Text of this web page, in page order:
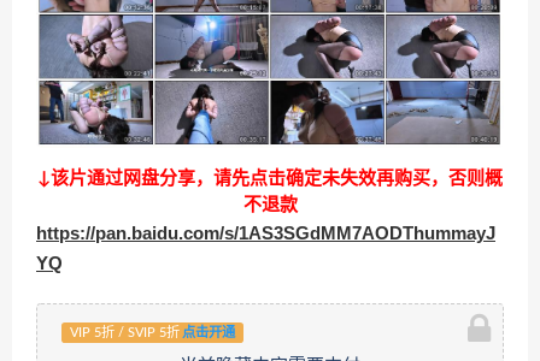
↓该片通过网盘分享，请先点击确定未失效再购买，否则概
不退款
https://pan.baidu.com/s/1AS3SGdMM7AODThummayJ
YQ
VIP 5折 / SVIP 5折 点击开通